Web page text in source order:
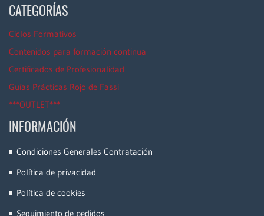
CATEGORÍAS
Ciclos Formativos
Contenidos para formación continua
Certificados de Profesionalidad
Guías Prácticas Rojo de Fassi
***OUTLET***
INFORMACIÓN
Condiciones Generales Contratación
Política de privacidad
Política de cookies
Seguimiento de pedidos